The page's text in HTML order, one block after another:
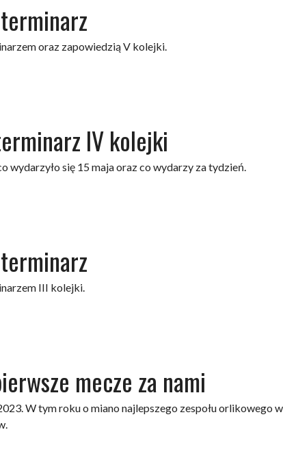
oraz zapowiedzią V kolejki.
IV kolejki
wydarzyło się 15 maja oraz co wydarzy za tydzień.
III kolejki.
mecze za nami
W tym roku o miano najlepszego zespołu orlikowego w